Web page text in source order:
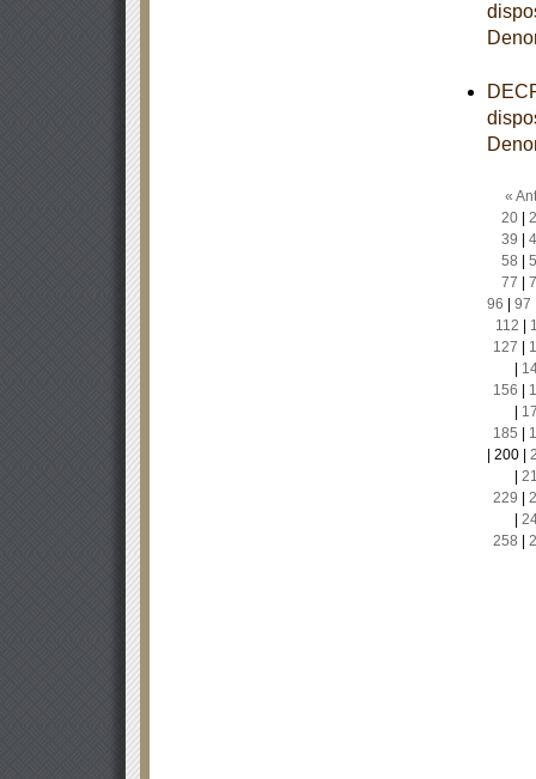
«
20|
39
58
77
96
97
112
127
156
185
200|
229
258